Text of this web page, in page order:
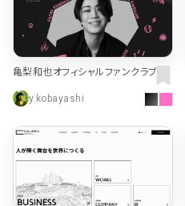
亀梨和也オフィシャルファンクラブ
y.kobayashi